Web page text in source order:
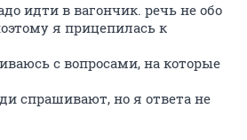
идти в вагончик. речь не обо
я прицепилась к
с вопросами, на которые
спрашивают, но я ответа не